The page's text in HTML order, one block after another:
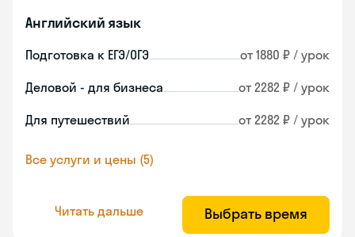
Английский язык
Подготовка к ЕГЭ/ОГЭ от 1880 ₽ / урок
Деловой - для бизнеса от 2282 ₽ / урок
Для путешествий от 2282 ₽ / урок
Все услуги и цены (5)
Читать дальше Выбрать время